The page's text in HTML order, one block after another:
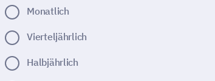
Monatlich
Vierteljährlich
Halbjährlich